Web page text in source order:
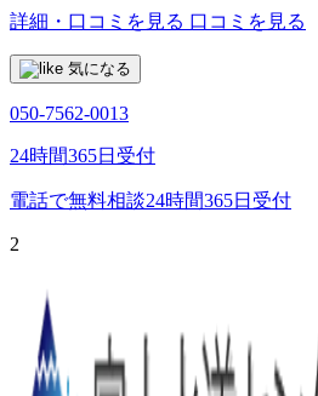
詳細・口コミを見る 口コミを見る
気になる
050-7562-0013
24時間365日受付
電話で無料相談24時間365日受付
2